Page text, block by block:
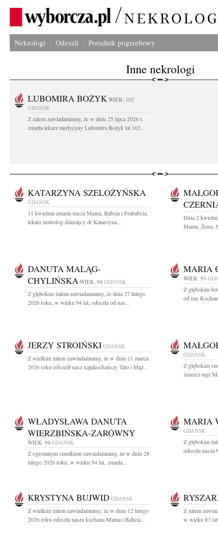
Nekrologi Odeszli Poradnik pogrzebowy
Inne nekrologi
LUBOMIRA BOŻYK WIEK: 102
GDAŃSK
Z żalem zawiadamiamy, że w dniu 25 lipca 2026 r.
zmarła lekarz medycyny Lubomira Bożyk lat 102...
KATARZYNA SZELOŻYŃSKA
GDAŃSK
11 kwietnia zmarła nasza Mama, Babcia i Prababcia,
lekarz neurolog dziecięcy dr Katarzyna...
Dnia 2
Mama, Żona,
DANUTA MALĄG-
CHYLIŃSKA WIEK: 94 GDAŃSK
Z głębokim żalem zawiadamiamy, że dnia 27 lutego
2026 roku, w wieku 94 lat, odeszła od nas...
MARIA
WIEK: 93
Z głębokim
od nas
JERZY STROIŃSKI GDAŃSK
Z wielkim żalem zawiadamiamy, że w dniu 11 marca
2026 roku odszedł nasz najukochańszy Tato i Mąż...
GDAŃSK
Z głębokim
śmierci mgr
WŁADYSŁAWA DANUTA
WIERZBIŃSKA-ZARÓWNY
WIEK: 94 GDAŃSK
Z ogromnym smutkiem zawiadamiamy, że w dniu 28
lutego 2026 roku, w wieku 94 lat, zmarła...
MARIA
GDAŃSK
Z głębokim
odeszła
KRYSTYNA BUJWID GDAŃSK
Z wielkim żalem zawiadamiamy, że w dniu 12 lutego
2026 roku odeszła nasza kochana Mama i Babcia...
Z żalem
w wieku 83